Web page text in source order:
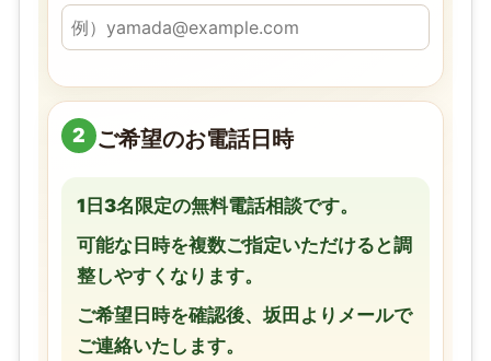
2 ご希望のお電話日時
1日3名限定の無料電話相談です。
可能な日時を複数ご指定いただけると調
整しやすくなります。
ご希望日時を確認後、坂田よりメールで
ご連絡いたします。